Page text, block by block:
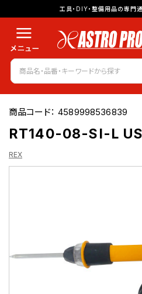
工具・DIY・整備用品の専門
商品コード：4589998536839
RT140-08-SI-L
REX